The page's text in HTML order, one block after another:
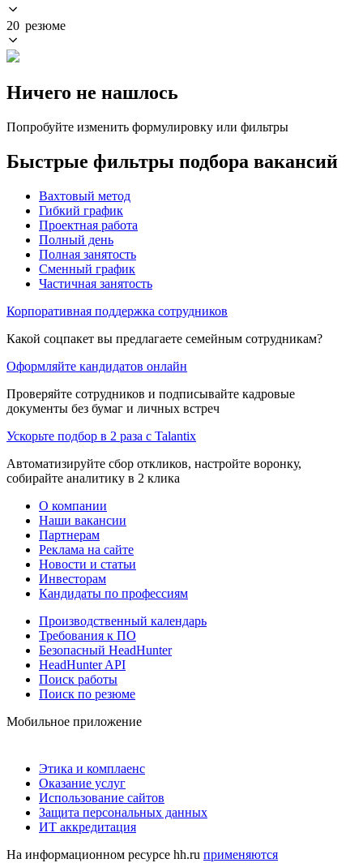
20 резюме
Ничего не нашлось
Попробуйте изменить формулировку или фильтры
Быстрые фильтры подбора вакансий
Вахтовый метод
Гибкий график
Проектная работа
Полный день
Полная занятость
Сменный график
Частичная занятость
Корпоративная поддержка сотрудников
Какой соцпакет вы предлагаете семейным сотрудникам?
Оформляйте кандидатов онлайн
Проверяйте сотрудников и подписывайте кадровые
документы без бумаг и личных встреч
Ускорьте подбор в 2 раза с Talantix
Автоматизируйте сбор откликов, настройте воронку,
собирайте аналитику в 2 клика
О компании
Наши вакансии
Партнерам
Реклама на сайте
Новости и статьи
Инвесторам
Кандидаты по профессиям
Производственный календарь
Требования к ПО
Безопасный HeadHunter
HeadHunter API
Поиск работы
Поиск по резюме
Мобильное приложение
Этика и комплаенс
Оказание услуг
Использование сайтов
Защита персональных данных
ИТ аккредитация
На информационном ресурсе hh.ru применяются